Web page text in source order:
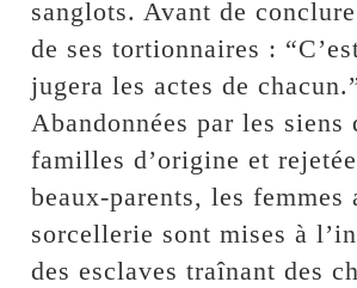
sanglots. Avant de
de ses tortionnaires :
jugera les actes de
Abandonnées par les siens
familles d’origine et
beaux-parents, les femmes
sorcellerie sont mises à
des esclaves traînant des